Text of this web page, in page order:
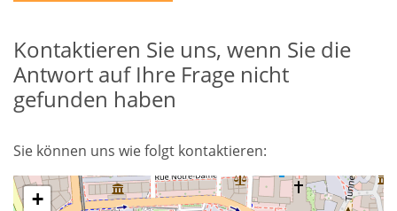
Kontaktieren Sie uns, wenn Sie die
Antwort auf Ihre Frage nicht
gefunden haben
Sie können uns wie folgt kontaktieren:
+